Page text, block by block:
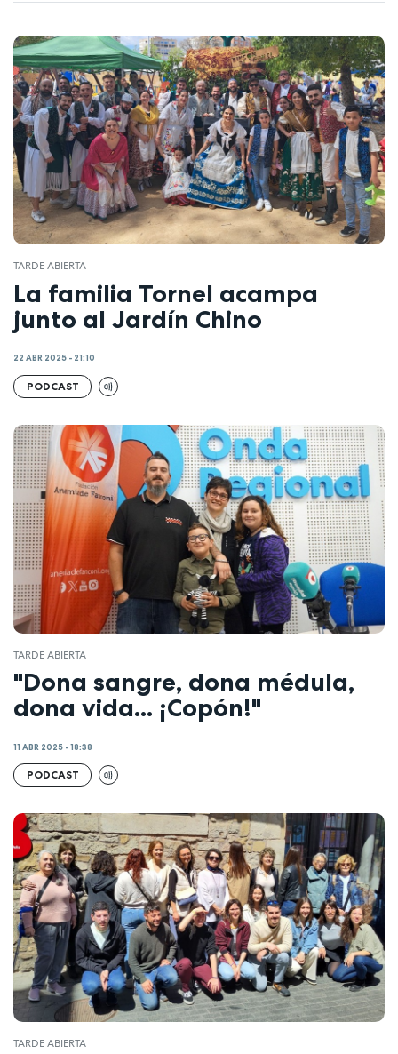
TARDE ABIERTA
La familia Tornel acampa
junto al Jardín Chino
22 ABR 2025 - 21:10
PODCAST
TARDE ABIERTA
"Dona sangre, dona médula,
dona vida... ¡Copón!"
11 ABR 2025 - 18:38
PODCAST
TARDE ABIERTA